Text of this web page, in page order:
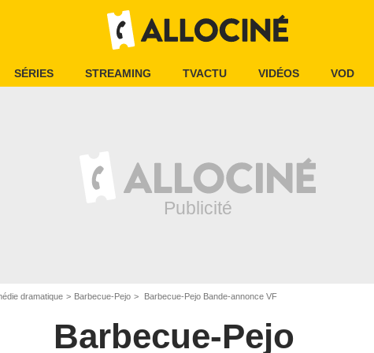
SÉRIES STREAMING TVACTU VIDÉOS VOD
dramatique Barbecue-Pejo Barbecue-Pejo Bande-annonce VF
Barbecue-Pejo